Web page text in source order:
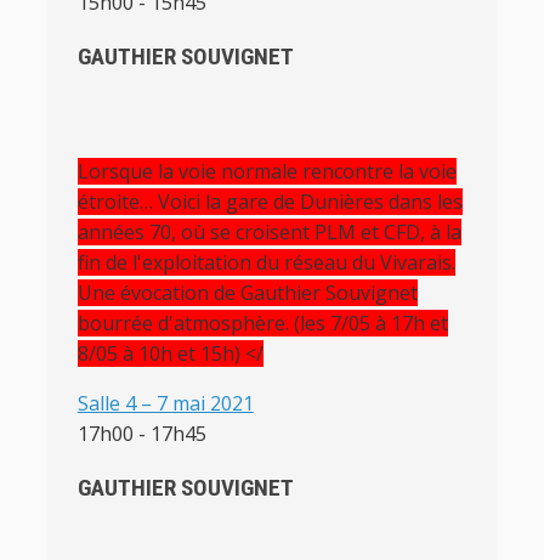
GAUTHIER SOUVIGNET
Lorsque la voie normale rencontre la voie
étroite… Voici la gare de Dunières dans les
années 70, où se croisent PLM et CFD, à la
fin de l'exploitation du réseau du Vivarais.
Une évocation de Gauthier Souvignet
bourrée d'atmosphère. (les 7/05 à 17h et
8/05 à 10h et 15h) </
Salle 4 – 7 mai 2021
17h00 - 17h45
GAUTHIER SOUVIGNET